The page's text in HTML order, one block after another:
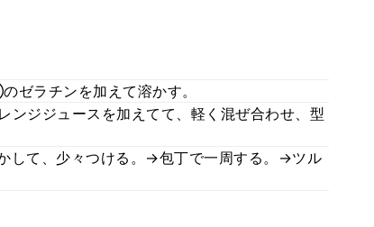
ラチンを加えて溶かす。
ジジュースを加えてて、軽く混ぜ合わせ、型
して、少々つける。→包丁で一周する。→ツル